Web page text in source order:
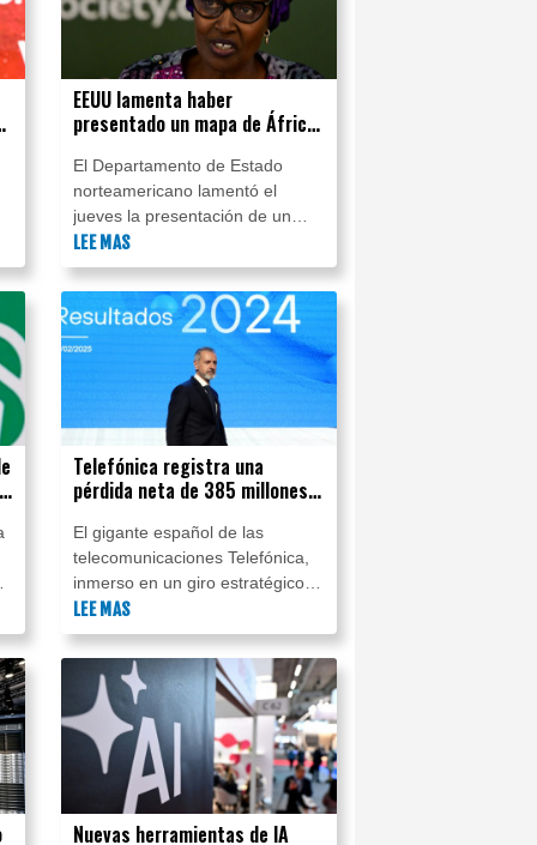
y
EEUU lamenta haber
presentado un mapa de África
Brasil
El Departamento de Estado
norteamericano lamentó el
jueves la presentación de un
mapa de África lleno de errores
durante una conferencia contra
el sida en Brasil.
LEE MAS
Telefónica registra una
pérdida neta de 385 millones
semestre
El gigante español de las
telecomunicaciones Telefónica,
inmerso en un giro estratégico
para aumentar su rentabilidad,
anunció el miércoles que volvió a
registrar pérdidas netas en el
primer semestre del año, por
338 millones de euros (385
millones de dólares).
LEE MAS
Nuevas herramientas de IA